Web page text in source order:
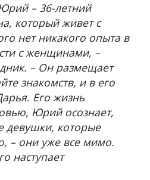
– 36-летний
который живет с
нет никакого опыта в
с женщинами, –
– Он размещает
знакомств, и в его
Его жизнь
Юрий осознает,
девушки, которые
– они уже все мимо.
наступает